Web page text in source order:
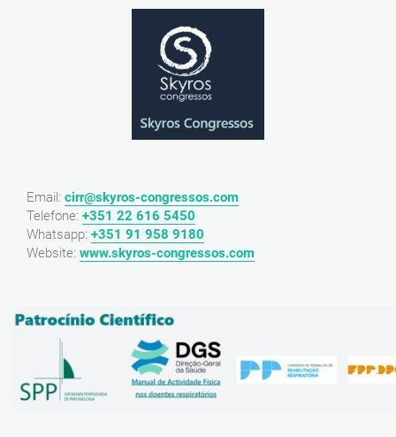
Email: cirr@skyros-congressos.com
Telefone: +351 22 616 5450
Whatsapp: +351 91 958 9180
Website: www.skyros-congressos.com